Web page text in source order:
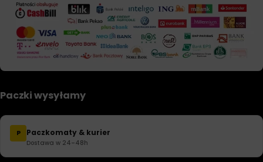
Paczki wysyłamy
P Paczkomaty & kurier
Dostawa w 24–48h